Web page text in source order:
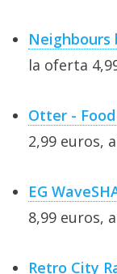
Neighbours
la oferta
Otter -
2,99 euros,
EG
8,99 euros,
Retro City